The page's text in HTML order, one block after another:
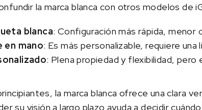
la marca blanca con otros modelos de
blanca: Configuración más rápida,
en mano: Es más personalizable, requiere
: Plena propiedad y flexibilidad, pero
la marca blanca ofrece una clara
su visión a largo plazo ayuda a decidir